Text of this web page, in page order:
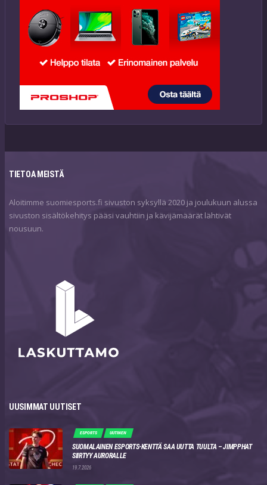
TIETOA MEISTÄ
Aloitimme suomiesports.fi sivuston syksyllä 2020 ja joulukuun alussa
sivuston sisältökehitys pääsi vauhtiin ja kävijämäärät lähtivät
nousuun.
UUSIMMAT UUTISET
ESPORTS UUTINEN
SUOMALAINEN ESPORTS-KENTTÄ SAA UUTTA TUULTA – JIMPPHAT
SIIRTYY AURORALLE
19.7.2026